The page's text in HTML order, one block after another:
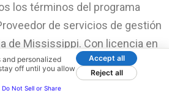
los términos del programa
de servicios de gestión
de Mississippi. Con licencia en
en cuenta que todas las
empresa, incluidas las
and personalized
off until you allow
Accept all
Reject all
Do Not Sell or Share